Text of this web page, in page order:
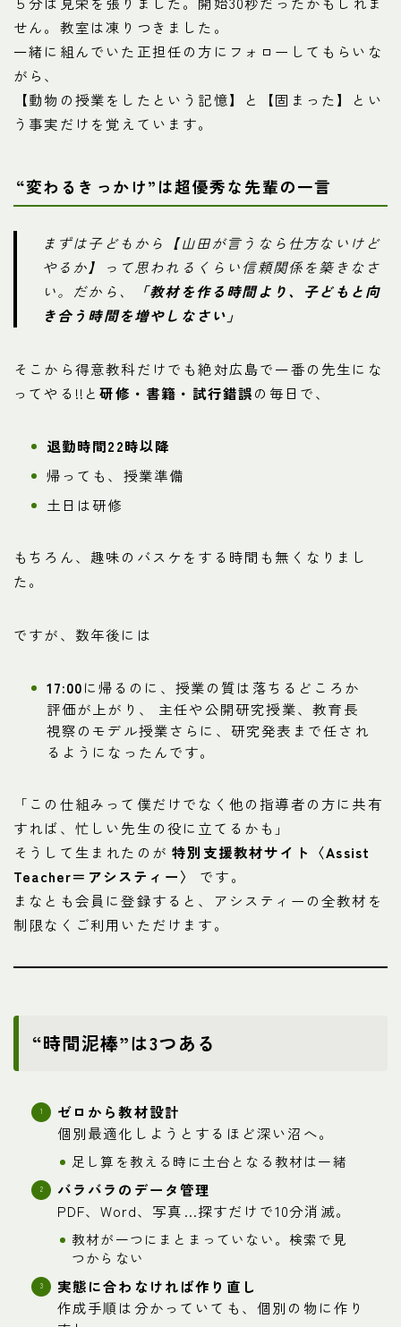
せん。教室は凍りつきました。
一緒に組んでいた正担任の方にフォローしてもらいな
がら、
【動物の授業をしたという記憶】と【固まった】とい
う事実だけを覚えています。
“変わるきっかけ”は超優秀な先輩の一言
まずは子どもから【山田が言うなら仕方ないけど
やるか】って思われるくらい信頼関係を築きなさ
い。だから、
「教材を作る時間より、子どもと向
き合う時間を増やしなさい」
そこから得意教科だけでも絶対広島で一番の先生にな
ってやる!!と研修・書籍・試行錯誤の毎日で、
退勤時間22時以降
帰っても、授業準備
土日は研修
もちろん、趣味のバスケをする時間も無くなりまし
た。
ですが、数年後には
17:00に帰るのに、授業の質は落ちるどころか
評価が上がり、 主任や公開研究授業、教育長
視察のモデル授業さらに、研究発表まで任され
るようになったんです。
「この仕組みって僕だけでなく他の指導者の方に共有
すれば、忙しい先生の役に立てるかも」
そうして生まれたのが特別支援教材サイト〈Assist
Teacher＝アシスティー〉
です。
まなとも会員に登録すると、アシスティーの全教材を
制限なくご利用いただけます。
“時間泥棒”は3つある
ゼロから教材設計
個別最適化しようとするほど深い沼へ。
足し算を教える時に土台となる教材は一緒
バラバラのデータ管理
PDF、Word、写真…探すだけで10分消滅。
教材が一つにまとまっていない。検索で見
つからない
実態に合わなければ作り直し
作成手順は分かっていても、個別の物に作り